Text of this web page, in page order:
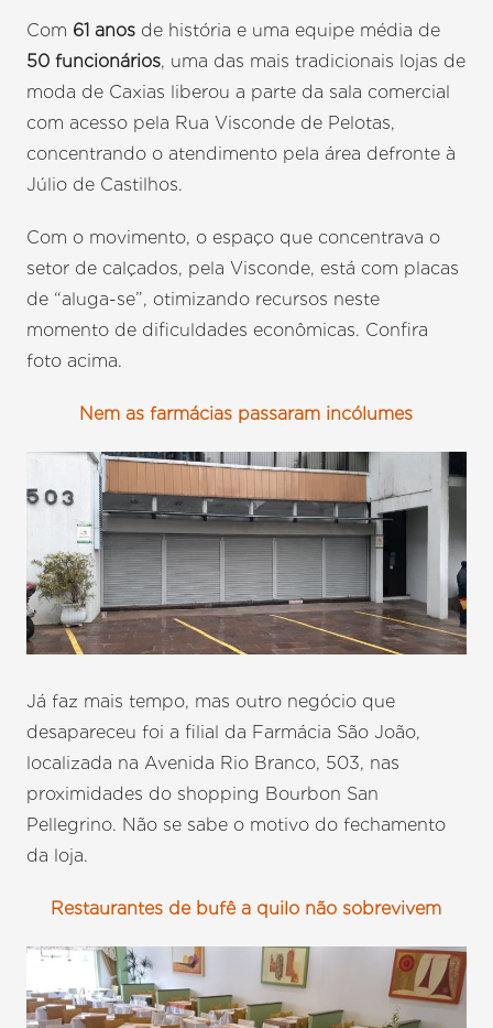
Com 61 anos de história e uma equipe média de
50 funcionários, uma das mais tradicionais lojas de
moda de Caxias liberou a parte da sala comercial
com acesso pela Rua Visconde de Pelotas,
concentrando o atendimento pela área defronte à
Júlio de Castilhos.
Com o movimento, o espaço que concentrava o
setor de calçados, pela Visconde, está com placas
de “aluga-se”, otimizando recursos neste
momento de dificuldades econômicas. Confira
foto acima.
Nem as farmácias passaram incólumes
Já faz mais tempo, mas outro negócio que
desapareceu foi a filial da Farmácia São João,
localizada na Avenida Rio Branco, 503, nas
proximidades do shopping Bourbon San
Pellegrino. Não se sabe o motivo do fechamento
da loja.
Restaurantes de bufê a quilo não sobrevivem